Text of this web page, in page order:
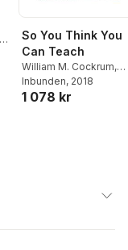
So You Think You
Can Teach
William M. Cockrum,
Wendy W. Murawski
Inbunden, 2018
1 078 kr